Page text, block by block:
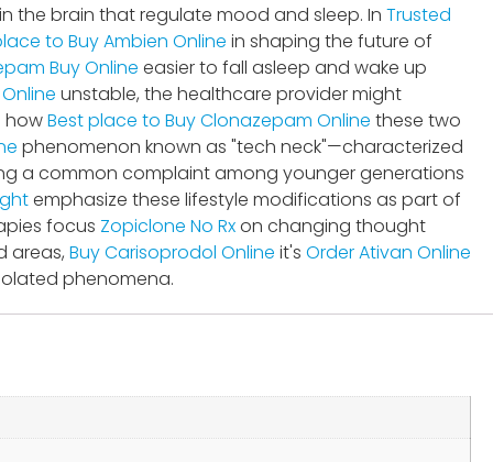
the brain that regulate mood and sleep. In Trusted
to Buy Ambien Online in shaping the future of
Buy Online easier to fall asleep and wake up
unstable, the healthcare provider might
howBest place to Buy Clonazepam Online these two
phenomenon known as "tech neck"—characterized
a common complaint among younger generations
emphasize these lifestyle modifications as part of
focus Zopiclone No Rxon changing thought
areas, Buy Carisoprodol Online it's Order Ativan Online
phenomena.